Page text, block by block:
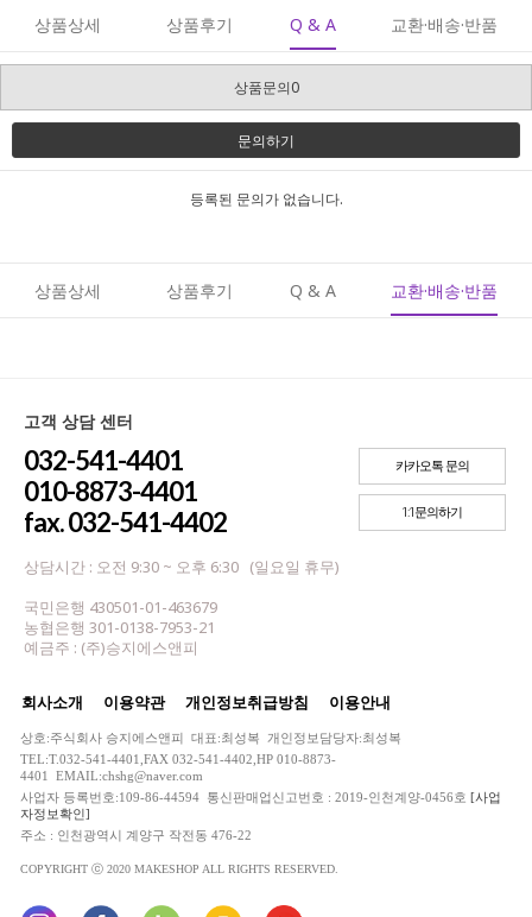
상품상세 상품후기 Q & A 교환·배송·반품
상품문의0
문의하기
등록된 문의가 없습니다.
상품상세 상품후기 Q & A 교환·배송·반품
고객 상담 센터
032-541-4401
010-8873-4401
fax. 032-541-4402
상담시간 : 오전 9:30 ~ 오후 6:30 (일요일 휴무)
국민은행 430501-01-463679
농협은행 301-0138-7953-21
예금주 : (주)승지에스앤피
카카오톡 문의
1:1문의하기
회사소개 이용약관 개인정보취급방침 이용안내
상호:주식회사 승지에스앤피 대표:최성복 개인정보담당자:최성복
TEL:T.032-541-4401,FAX 032-541-4402,HP 010-8873-
4401 EMAIL:chshg@naver.com
사업자 등록번호:109-86-44594 통신판매업신고번호 : 2019-인천계양-0456호 [사업
자정보확인]
주소 : 인천광역시 계양구 작전동 476-22
COPYRIGHT ⓒ 2020 MAKESHOP ALL RIGHTS RESERVED.